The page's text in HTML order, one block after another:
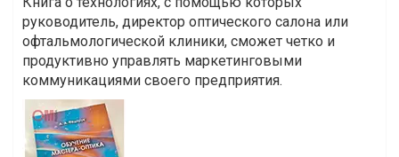
руководитель, директор оптического салона или
офтальмологической клиники, сможет четко и
продуктивно управлять маркетинговыми
коммуникациями своего предприятия.